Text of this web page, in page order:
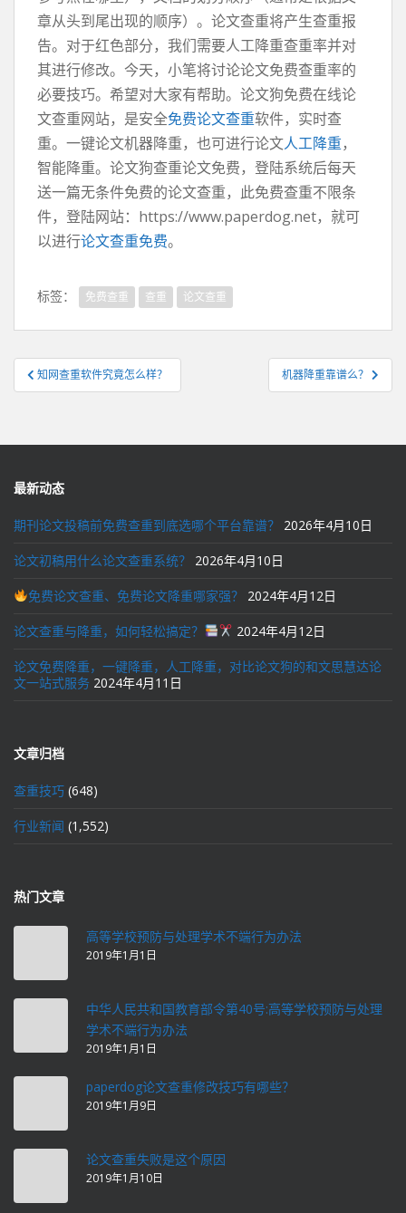
章从头到尾出现的顺序）。论文查重将产生查重报
告。对于红色部分，我们需要人工降重查重率并对
其进行修改。今天，小笔将讨论论文免费查重率的
必要技巧。希望对大家有帮助。论文狗免费在线论
文查重网站，是安全免费论文查重软件，实时查
重。一键论文机器降重，也可进行论文人工降重，
智能降重。论文狗查重论文免费，登陆系统后每天
送一篇无条件免费的论文查重，此免费查重不限条
件，登陆网站：https://www.paperdog.net，就可
以进行论文查重免费。
标签： 免费查重 查重 论文查重
文
章
航
知网查重软件究竟怎么样？ 机器降重靠谱么？
最新动态
期刊论文投稿前免费查重到底选哪个平台靠谱？ 2026年4月10日
论文初稿用什么论文查重系统？ 2026年4月10日
免费论文查重、免费论文降重哪家强？ 2024年4月12日
论文查重与降重，如何轻松搞定？ 2024年4月12日
论文免费降重，一键降重，人工降重，对比论文狗的和文思慧达论
文一站式服务 2024年4月11日
文章归档
查重技巧 (648)
行业新闻 (1,552)
热门文章
高等学校预防与处理学术不端行为办法
2019年1月1日
中华人民共和国教育部令第40号:高等学校预防与处理
学术不端行为办法
2019年1月1日
paperdog论文查重修改技巧有哪些？
2019年1月9日
论文查重失败是这个原因
2019年1月10日